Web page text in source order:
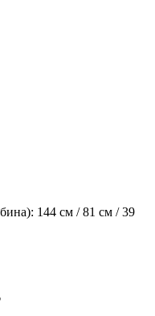
144 см / 81 см / 39